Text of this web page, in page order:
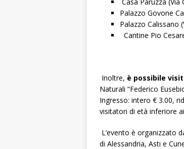
Palazzo Govone
Palazzo Calissano
Cantine Pio
Inoltre, è possibile
Naturali “Federico
Ingresso: intero € 3.00,
visitatori di età inferiore
L’evento è organizzato
di Alessandria, Asti e